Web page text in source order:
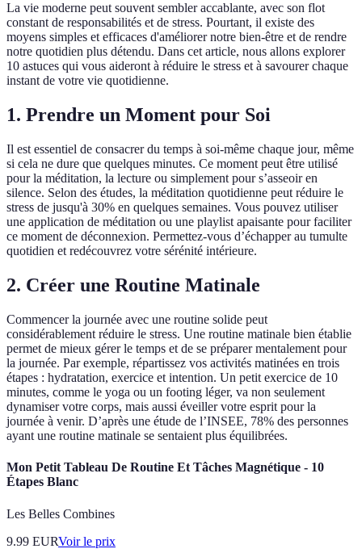
La vie moderne peut souvent sembler accablante, avec son flot
constant de responsabilités et de stress. Pourtant, il existe des
moyens simples et efficaces d'améliorer notre bien-être et de rendre
notre quotidien plus détendu. Dans cet article, nous allons explorer
10 astuces qui vous aideront à réduire le stress et à savourer chaque
instant de votre vie quotidienne.
1. Prendre un Moment pour Soi
Il est essentiel de consacrer du temps à soi-même chaque jour, même
si cela ne dure que quelques minutes. Ce moment peut être utilisé
pour la méditation, la lecture ou simplement pour s’asseoir en
silence. Selon des études, la méditation quotidienne peut réduire le
stress de jusqu'à 30% en quelques semaines. Vous pouvez utiliser
une application de méditation ou une playlist apaisante pour faciliter
ce moment de déconnexion. Permettez-vous d’échapper au tumulte
quotidien et redécouvrez votre sérénité intérieure.
2. Créer une Routine Matinale
Commencer la journée avec une routine solide peut
considérablement réduire le stress. Une routine matinale bien établie
permet de mieux gérer le temps et de se préparer mentalement pour
la journée. Par exemple, répartissez vos activités matinées en trois
étapes : hydratation, exercice et intention. Un petit exercice de 10
minutes, comme le yoga ou un footing léger, va non seulement
dynamiser votre corps, mais aussi éveiller votre esprit pour la
journée à venir. D’après une étude de l’INSEE, 78% des personnes
ayant une routine matinale se sentaient plus équilibrées.
Mon Petit Tableau De Routine Et Tâches Magnétique - 10
Étapes Blanc
Les Belles Combines
9.99 EURVoir le prix